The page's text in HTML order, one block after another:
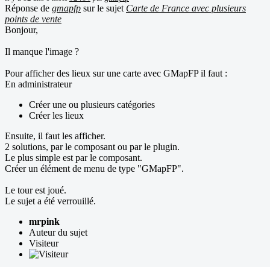
Réponse de gmapfp sur le sujet Carte de France avec plusieurs
points de vente
Bonjour,
Il manque l'image ?
Pour afficher des lieux sur une carte avec GMapFP il faut :
En administrateur
Créer une ou plusieurs catégories
Créer les lieux
Ensuite, il faut les afficher.
2 solutions, par le composant ou par le plugin.
Le plus simple est par le composant.
Créer un élément de menu de type "GMapFP".
Le tour est joué.
Le sujet a été verrouillé.
mrpink
Auteur du sujet
Visiteur